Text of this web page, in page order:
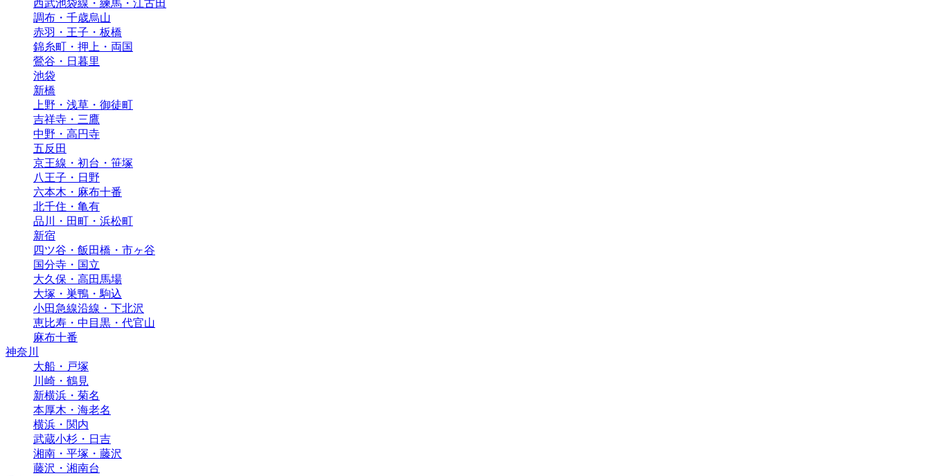
西武池袋線・練馬・江古田
調布・千歳烏山
赤羽・王子・板橋
錦糸町・押上・両国
鶯谷・日暮里
池袋
新橋
上野・浅草・御徒町
吉祥寺・三鷹
中野・高円寺
五反田
京王線・初台・笹塚
八王子・日野
六本木・麻布十番
北千住・亀有
品川・田町・浜松町
新宿
四ツ谷・飯田橋・市ヶ谷
国分寺・国立
大久保・高田馬場
大塚・巣鴨・駒込
小田急線沿線・下北沢
恵比寿・中目黒・代官山
麻布十番
神奈川
大船・戸塚
川崎・鶴見
新横浜・菊名
本厚木・海老名
横浜・関内
武蔵小杉・日吉
湘南・平塚・藤沢
藤沢・湘南台